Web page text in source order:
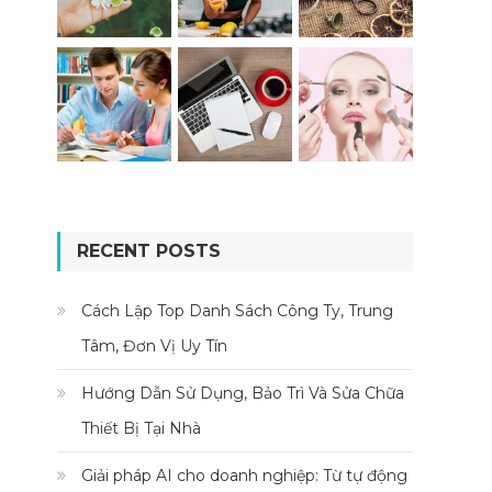
RECENT POSTS
Cách Lập Top Danh Sách Công Ty, Trung
Tâm, Đơn Vị Uy Tín
Hướng Dẫn Sử Dụng, Bảo Trì Và Sửa Chữa
Thiết Bị Tại Nhà
Giải pháp AI cho doanh nghiệp: Từ tự động